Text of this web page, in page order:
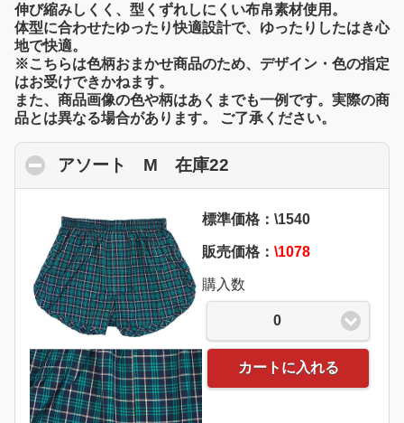
伸び縮みしくく、型くずれしにくい布帛素材使用。
体型に合わせたゆったり快適設計で、ゆったりしたはき心
地で快適。
※こちらは色柄おまかせ商品のため、デザイン・色の指定
はお受けできかねます。
また、商品画像の色や柄はあくまでも一例です。実際の商
品とは異なる場合があります。 ご了承ください。
アソート M 在庫22
標準価格：\1540
販売価格： \1078
購入数
0
カートに入れる